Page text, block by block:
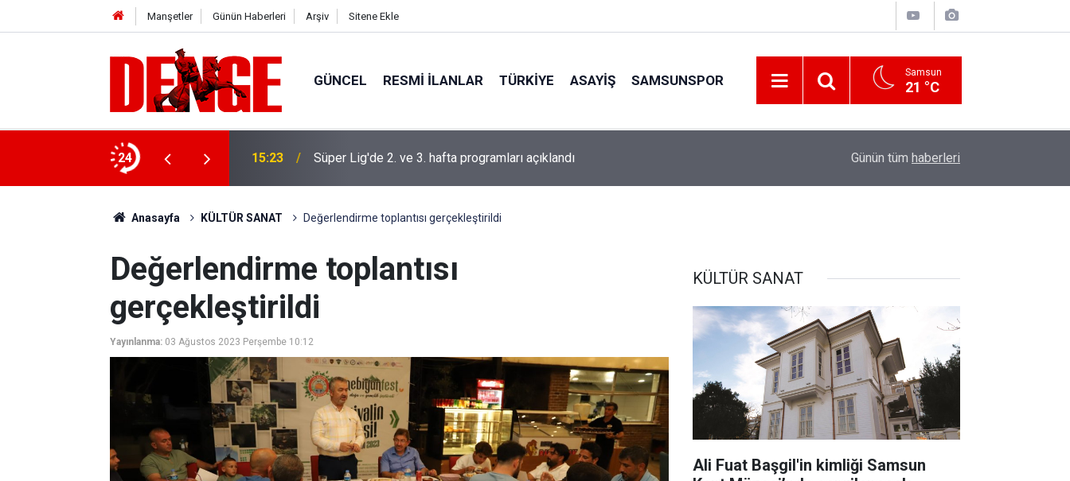
Manşetler Günün Haberleri Arşiv Sitene Ekle
GÜNCEL RESMI İLANLAR TÜRKİYE ASAYİŞ SAMSUNSPOR Samsun
21 °C
24 14:01 Atakum'da tarihi eser operasyonu: 1 gözaltı Kısa dönem ikamet izni 1 yıl daha
Günün tüm haberleri
Anasayfa KÜLTÜR SANAT Değerlendirme toplantısı gerçekleştirildi
Değerlendirme toplantısı
gerçekleştirildi
Yayınlanma: 03 Ağustos 2023 Perşembe 10:12
KÜLTÜR SANAT
Ali Fuat Başgil'in kimliği Samsun